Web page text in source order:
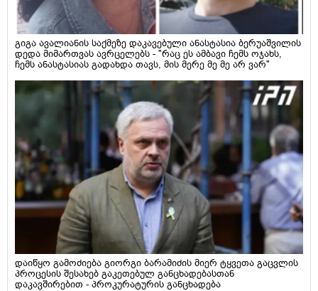
გიგა ავალიანის საქმეზე დაკავებული ანასტასია ბერუაშვილის
დედა მიმართვას ავრცელებს - "რაც ეს ამბავი ჩემს ოჯახს,
ჩემს ანასტასიას გადახდა თავს, მის მერე მე მე არ ვარ"
დაიწყო გამოძიება გიორგი ბარამიძის მიერ ტყვეთა გაცვლის
პროცესის შესახებ გაკეთებულ განცხადებასთან
დაკავშირებით - პროკურატურის განცხადება